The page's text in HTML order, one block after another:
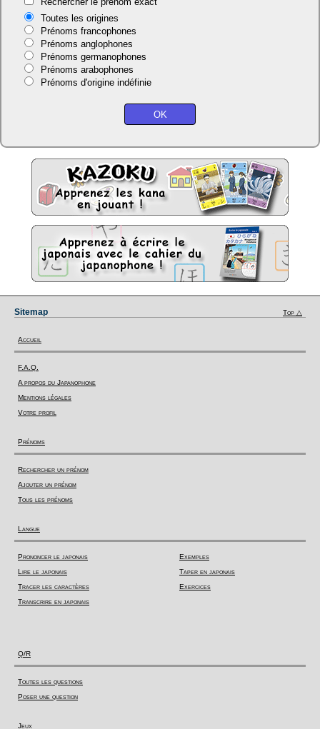
Toutes les origines
Prénoms francophones
Prénoms anglophones
Prénoms germanophones
Prénoms arabophones
Prénoms d'origine indéfinie
Sitemap Top △
Accueil
F.A.Q.
A propos du Japanophone
Mentions légales
Votre profil
Prénoms
Rechercher un prénom
Ajouter un prénom
Tous les prénoms
Langue
Prononcer le japonais
Lire le japonais
Tracer les caractères
Transcrire en japonais
Exemples
Taper en japonais
Exercices
Q/R
Toutes les questions
Poser une question
Jeux